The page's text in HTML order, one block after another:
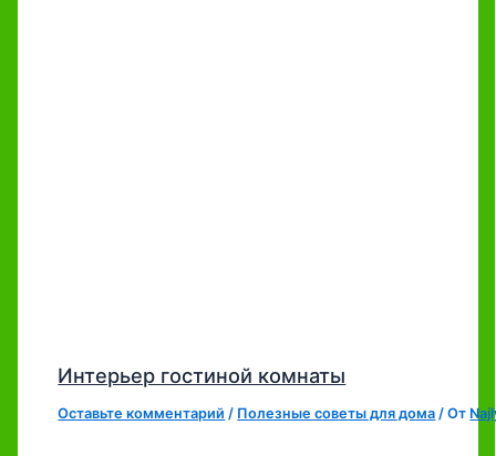
Интерьер гостиной комнаты
Оставьте комментарий / Полезные советы для дома / От